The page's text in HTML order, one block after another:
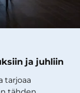
ja juhliin
tarjoaa